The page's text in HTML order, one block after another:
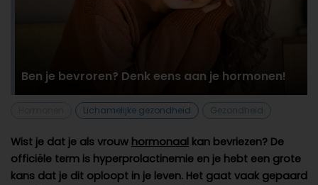
Ben je bevroren? Denk eens aan je hormonen!
Lichamelijke gezondheid Gezondheid
Wist je dat je als vrouw hormonaal kan bevriezen? De
officiële term is hyperprolactinemie en je hebt een grote
kans dat je dit oploopt in je leven. Het gaat vaak gepaard